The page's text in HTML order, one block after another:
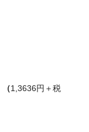
1,3636円＋税